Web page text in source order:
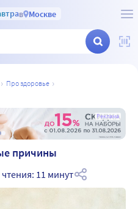
в Москве
про здоровье
Реклама
причины
11 минут